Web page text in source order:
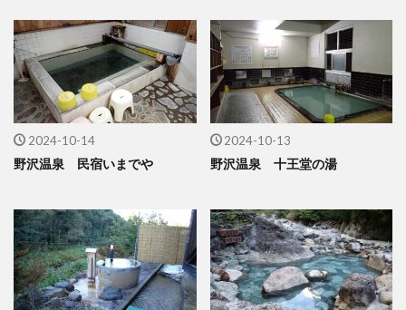
2024-10-14
野沢温泉 民宿いまでや
2024-10-13
野沢温泉 十王堂の湯